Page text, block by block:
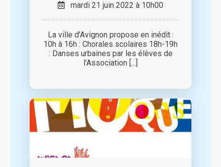
mardi 21 juin 2022 à 10h00
La ville d’Avignon propose en inédit :
10h à 16h : Chorales scolaires 18h-19h
: Danses urbaines par les élèves de
l’Association [...]